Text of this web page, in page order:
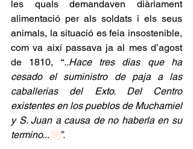
les quals demandaven diàriament
alimentació per als soldats i els seus
animals, la situació es feia insostenible,
com va així passava ja al mes d’agost
de 1810, “..Hace tres dias que ha
cesado el suministro de paja a las
caballerias del Exto. Del Centro
existentes en los pueblos de Muchamiel
y S. Juan a causa de no haberla en su
termino...[9]”.